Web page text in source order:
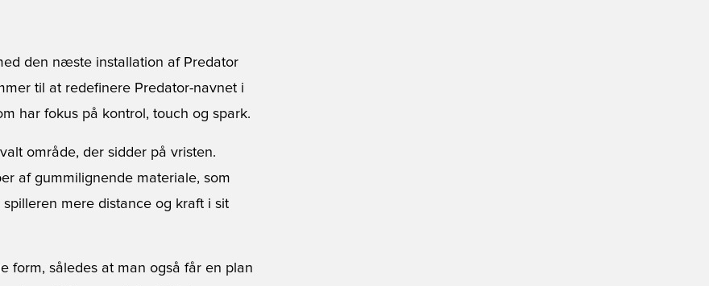
den næste installation af Predator
til at redefinere Predator-navnet i
har fokus på kontrol, touch og spark.
område, der sidder på vristen.
af gummilignende materiale, som
mere distance og kraft i sit
form, således at man også får en plan